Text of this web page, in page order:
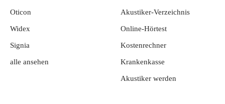
Oticon
Widex
Signia
alle ansehen
Akustiker-Verzeichnis
Online-Hörtest
Kostenrechner
Krankenkasse
Akustiker werden